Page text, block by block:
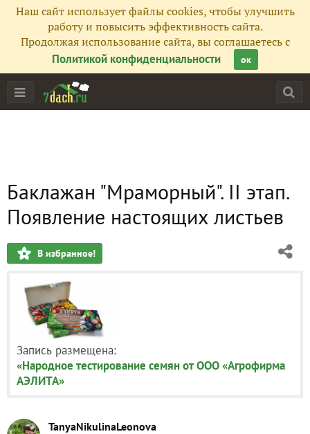
Наш сайт использует файлы cookies, чтобы улучшить
работу и повысить эффективность сайта.
Продолжая использование сайта, вы соглашаетесь с
Политикой конфиденциальности
ок
Баклажан "Мраморный". II этап.
Появление настоящих листьев
В избранное!
Запись размещена:
«Народное тестирование семян от ООО «Агрофирма
АЭЛИТА»
TanyaNikulinaLeonova